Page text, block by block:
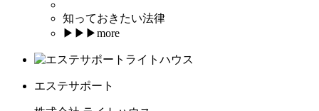
知っておきたい法律
▶︎▶︎▶︎more
エステサポート